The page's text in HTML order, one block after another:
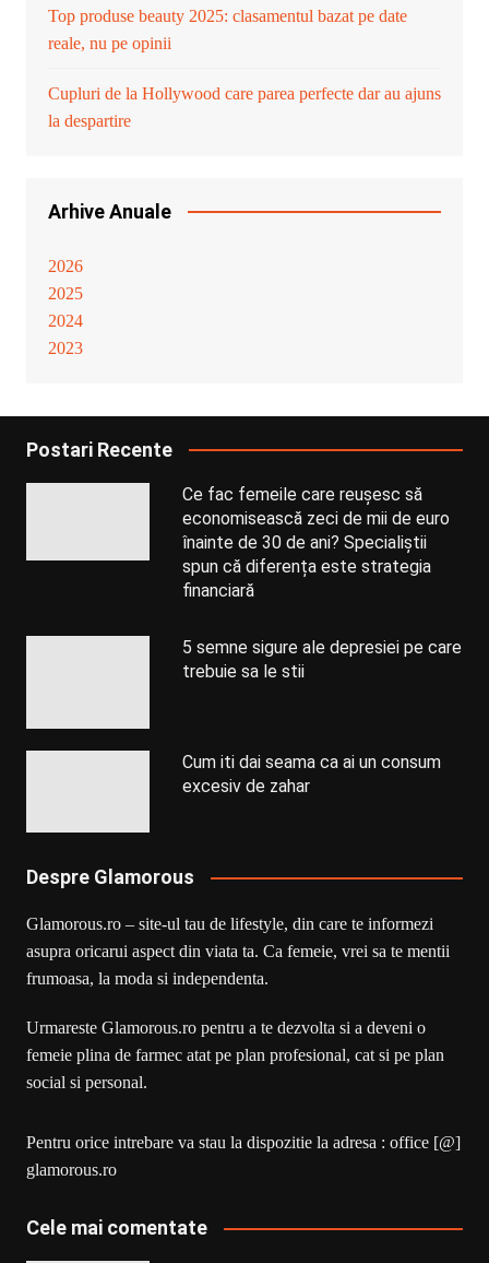
Top produse beauty 2025: clasamentul bazat pe date
reale, nu pe opinii
Cupluri de la Hollywood care parea perfecte dar au ajuns
la despartire
Arhive Anuale
2026
2025
2024
2023
Postari Recente
Ce fac femeile care reușesc să
economisească zeci de mii de euro
înainte de 30 de ani? Specialiștii
spun că diferența este strategia
financiară
5 semne sigure ale depresiei pe care
trebuie sa le stii
Cum iti dai seama ca ai un consum
excesiv de zahar
Despre Glamorous
Glamorous.ro – site-ul tau de lifestyle, din care te informezi
asupra oricarui aspect din viata ta. Ca femeie, vrei sa te mentii
frumoasa, la moda si independenta.
Urmareste Glamorous.ro pentru a te dezvolta si a deveni o
femeie plina de farmec atat pe plan profesional, cat si pe plan
social si personal.
Pentru orice intrebare va stau la dispozitie la adresa : office [@]
glamorous.ro
Cele mai comentate